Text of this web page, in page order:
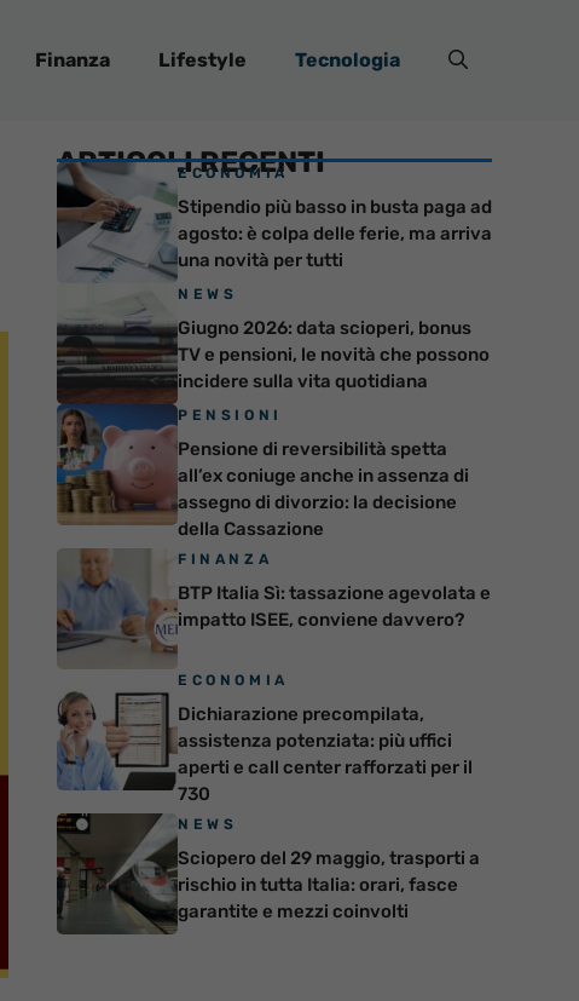
Finanza Lifestyle Tecnologia
ARTICOLI RECENTI
ECONOMIA
Stipendio più basso in busta paga ad
agosto: è colpa delle ferie, ma arriva
una novità per tutti
NEWS
Giugno 2026: data scioperi, bonus
TV e pensioni, le novità che possono
incidere sulla vita quotidiana
PENSIONI
Pensione di reversibilità spetta
all’ex coniuge anche in assenza di
assegno di divorzio: la decisione
della Cassazione
FINANZA
BTP Italia Sì: tassazione agevolata e
impatto ISEE, conviene davvero?
ECONOMIA
Dichiarazione precompilata,
assistenza potenziata: più uffici
aperti e call center rafforzati per il
730
NEWS
Sciopero del 29 maggio, trasporti a
rischio in tutta Italia: orari, fasce
garantite e mezzi coinvolti